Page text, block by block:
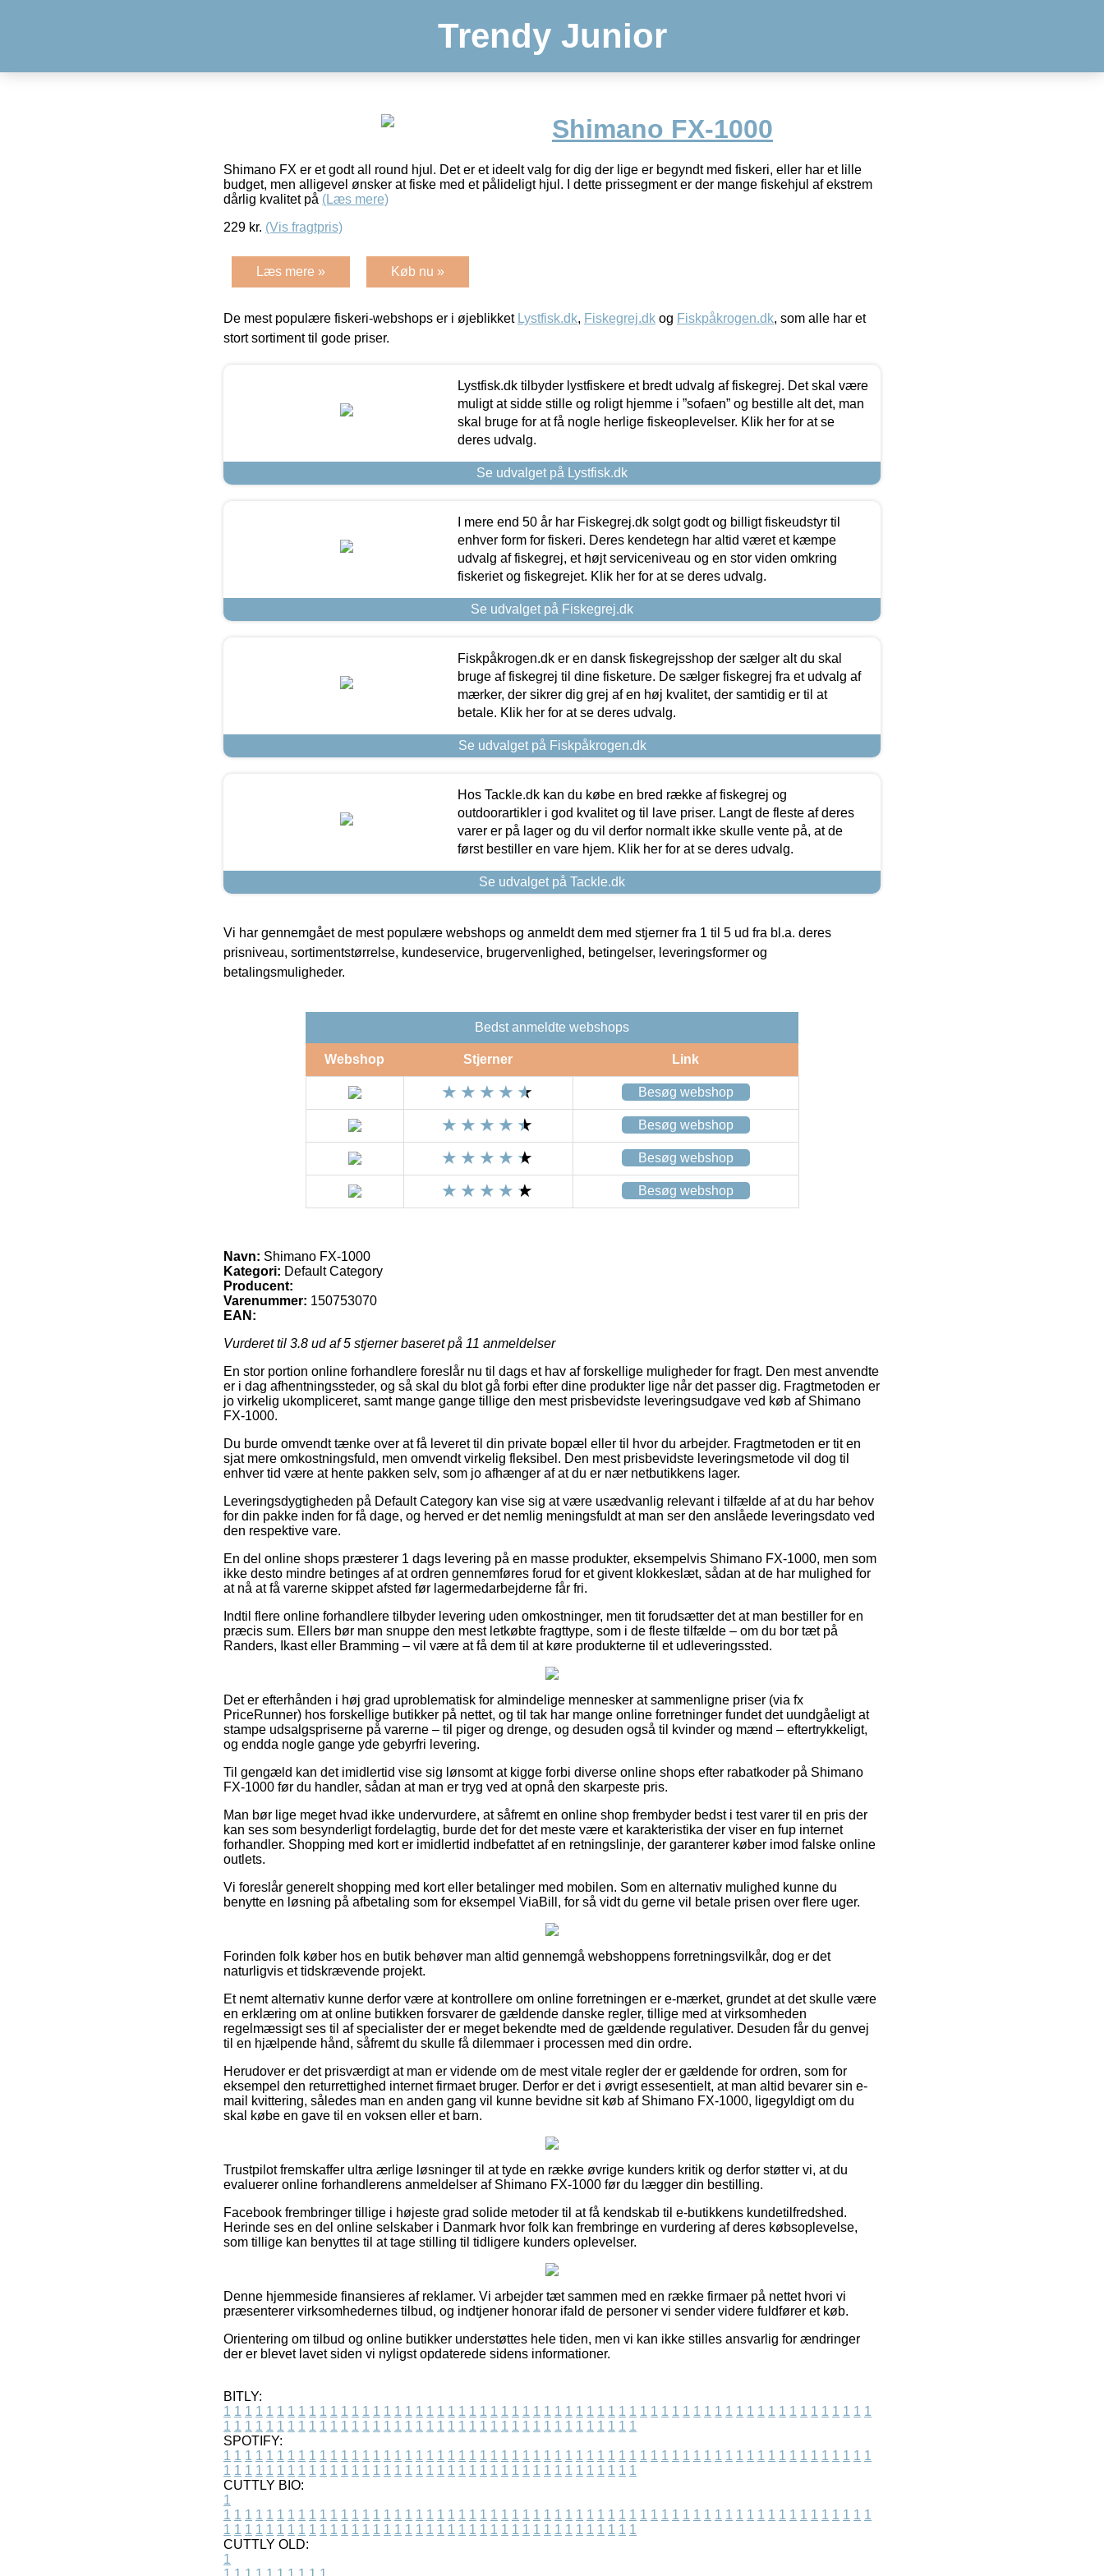
Trendy Junior
Shimano FX-1000
Shimano FX er et godt all round hjul. Det er et ideelt valg for dig der lige er begyndt med fiskeri, eller har et lille
budget, men alligevel ønsker at fiske med et pålideligt hjul. I dette prissegment er der mange fiskehjul af ekstrem
dårlig kvalitet på (Læs mere)
229 kr. (Vis fragtpris)
Læs mere » Køb nu »
De mest populære fiskeri-webshops er i øjeblikket Lystfisk.dk, Fiskegrej.dk og Fiskpåkrogen.dk, som alle har et
stort sortiment til gode priser.
Lystfisk.dk tilbyder lystfiskere et bredt udvalg af fiskegrej. Det skal være
muligt at sidde stille og roligt hjemme i ”sofaen” og bestille alt det, man
skal bruge for at få nogle herlige fiskeoplevelser. Klik her for at se
deres udvalg.
Se udvalget på Lystfisk.dk
I mere end 50 år har Fiskegrej.dk solgt godt og billigt fiskeudstyr til
enhver form for fiskeri. Deres kendetegn har altid været et kæmpe
udvalg af fiskegrej, et højt serviceniveau og en stor viden omkring
fiskeriet og fiskegrejet. Klik her for at se deres udvalg.
Se udvalget på Fiskegrej.dk
Fiskpåkrogen.dk er en dansk fiskegrejsshop der sælger alt du skal
bruge af fiskegrej til dine fisketure. De sælger fiskegrej fra et udvalg af
mærker, der sikrer dig grej af en høj kvalitet, der samtidig er til at
betale. Klik her for at se deres udvalg.
Se udvalget på Fiskpåkrogen.dk
Hos Tackle.dk kan du købe en bred række af fiskegrej og
outdoorartikler i god kvalitet og til lave priser. Langt de fleste af deres
varer er på lager og du vil derfor normalt ikke skulle vente på, at de
først bestiller en vare hjem. Klik her for at se deres udvalg.
Se udvalget på Tackle.dk
Vi har gennemgået de mest populære webshops og anmeldt dem med stjerner fra 1 til 5 ud fra bl.a. deres
prisniveau, sortimentstørrelse, kundeservice, brugervenlighed, betingelser, leveringsformer og
betalingsmuligheder.
Bedst anmeldte webshops
Webshop Stjerner Link
Besøg webshop
Besøg webshop
Besøg webshop
Besøg webshop
Navn: Shimano FX-1000
Kategori: Default Category
Producent:
Varenummer: 150753070
EAN:
Vurderet til 3.8 ud af 5 stjerner baseret på 11 anmeldelser
En stor portion online forhandlere foreslår nu til dags et hav af forskellige muligheder for fragt. Den mest anvendte
er i dag afhentningssteder, og så skal du blot gå forbi efter dine produkter lige når det passer dig. Fragtmetoden er
jo virkelig ukompliceret, samt mange gange tillige den mest prisbevidste leveringsudgave ved køb af Shimano
FX-1000.
Du burde omvendt tænke over at få leveret til din private bopæl eller til hvor du arbejder. Fragtmetoden er tit en
sjat mere omkostningsfuld, men omvendt virkelig fleksibel. Den mest prisbevidste leveringsmetode vil dog til
enhver tid være at hente pakken selv, som jo afhænger af at du er nær netbutikkens lager.
Leveringsdygtigheden på Default Category kan vise sig at være usædvanlig relevant i tilfælde af at du har behov
for din pakke inden for få dage, og herved er det nemlig meningsfuldt at man ser den anslåede leveringsdato ved
den respektive vare.
En del online shops præsterer 1 dags levering på en masse produkter, eksempelvis Shimano FX-1000, men som
ikke desto mindre betinges af at ordren gennemføres forud for et givent klokkeslæt, sådan at de har mulighed for
at nå at få varerne skippet afsted før lagermedarbejderne får fri.
Indtil flere online forhandlere tilbyder levering uden omkostninger, men tit forudsætter det at man bestiller for en
præcis sum. Ellers bør man snuppe den mest letkøbte fragttype, som i de fleste tilfælde – om du bor tæt på
Randers, Ikast eller Bramming – vil være at få dem til at køre produkterne til et udleveringssted.
Det er efterhånden i høj grad uproblematisk for almindelige mennesker at sammenligne priser (via fx
PriceRunner) hos forskellige butikker på nettet, og til tak har mange online forretninger fundet det uundgåeligt at
stampe udsalgspriserne på varerne – til piger og drenge, og desuden også til kvinder og mænd – eftertrykkeligt,
og endda nogle gange yde gebyrfri levering.
Til gengæld kan det imidlertid vise sig lønsomt at kigge forbi diverse online shops efter rabatkoder på Shimano
FX-1000 før du handler, sådan at man er tryg ved at opnå den skarpeste pris.
Man bør lige meget hvad ikke undervurdere, at såfremt en online shop frembyder bedst i test varer til en pris der
kan ses som besynderligt fordelagtig, burde det for det meste være et karakteristika der viser en fup internet
forhandler. Shopping med kort er imidlertid indbefattet af en retningslinje, der garanterer køber imod falske online
outlets.
Vi foreslår generelt shopping med kort eller betalinger med mobilen. Som en alternativ mulighed kunne du
benytte en løsning på afbetaling som for eksempel ViaBill, for så vidt du gerne vil betale prisen over flere uger.
Forinden folk køber hos en butik behøver man altid gennemgå webshoppens forretningsvilkår, dog er det
naturligvis et tidskrævende projekt.
Et nemt alternativ kunne derfor være at kontrollere om online forretningen er e-mærket, grundet at det skulle være
en erklæring om at online butikken forsvarer de gældende danske regler, tillige med at virksomheden
regelmæssigt ses til af specialister der er meget bekendte med de gældende regulativer. Desuden får du genvej
til en hjælpende hånd, såfremt du skulle få dilemmaer i processen med din ordre.
Herudover er det prisværdigt at man er vidende om de mest vitale regler der er gældende for ordren, som for
eksempel den returrettighed internet firmaet bruger. Derfor er det i øvrigt essesentielt, at man altid bevarer sin e-
mail kvittering, således man en anden gang vil kunne bevidne sit køb af Shimano FX-1000, ligegyldigt om du
skal købe en gave til en voksen eller et barn.
Trustpilot fremskaffer ultra ærlige løsninger til at tyde en række øvrige kunders kritik og derfor støtter vi, at du
evaluerer online forhandlerens anmeldelser af Shimano FX-1000 før du lægger din bestilling.
Facebook frembringer tillige i højeste grad solide metoder til at få kendskab til e-butikkens kundetilfredshed.
Herinde ses en del online selskaber i Danmark hvor folk kan frembringe en vurdering af deres købsoplevelse,
som tillige kan benyttes til at tage stilling til tidligere kunders oplevelser.
Denne hjemmeside finansieres af reklamer. Vi arbejder tæt sammen med en række firmaer på nettet hvori vi
præsenterer virksomhedernes tilbud, og indtjener honorar ifald de personer vi sender videre fuldfører et køb.
Orientering om tilbud og online butikker understøttes hele tiden, men vi kan ikke stilles ansvarlig for ændringer
der er blevet lavet siden vi nyligst opdaterede sidens informationer.
BITLY:
1 1 1 1 1 1 1 1 1 1 1 1 1 1 1 1 1 1 1 1 1 1 1 1 1 1 1 1 1 1 1 1 1 1 1 1 1 1 1 1 1 1 1 1 1 1 1 1 1 1 1 1 1 1 1 1 1 1 1 1 1
1 1 1 1 1 1 1 1 1 1 1 1 1 1 1 1 1 1 1 1 1 1 1 1 1 1 1 1 1 1 1 1 1 1 1 1 1 1 1
SPOTIFY:
1 1 1 1 1 1 1 1 1 1 1 1 1 1 1 1 1 1 1 1 1 1 1 1 1 1 1 1 1 1 1 1 1 1 1 1 1 1 1 1 1 1 1 1 1 1 1 1 1 1 1 1 1 1 1 1 1 1 1 1 1
1 1 1 1 1 1 1 1 1 1 1 1 1 1 1 1 1 1 1 1 1 1 1 1 1 1 1 1 1 1 1 1 1 1 1 1 1 1 1
CUTTLY BIO:
1
1 1 1 1 1 1 1 1 1 1 1 1 1 1 1 1 1 1 1 1 1 1 1 1 1 1 1 1 1 1 1 1 1 1 1 1 1 1 1 1 1 1 1 1 1 1 1 1 1 1 1 1 1 1 1 1 1 1 1 1 1
1 1 1 1 1 1 1 1 1 1 1 1 1 1 1 1 1 1 1 1 1 1 1 1 1 1 1 1 1 1 1 1 1 1 1 1 1 1 1
CUTTLY OLD:
1